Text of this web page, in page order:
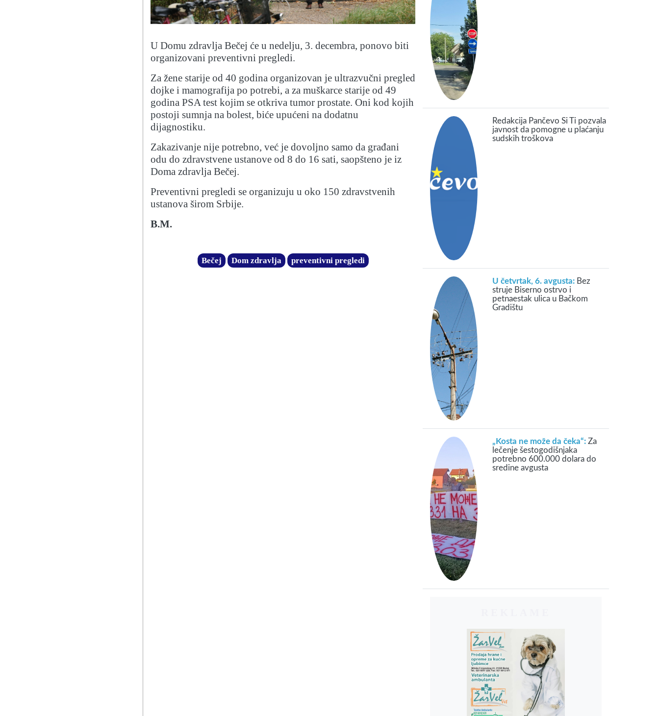
U Domu zdravlja Bečej će u nedelju, 3. decembra, ponovo biti
organizovani preventivni pregledi.
Za žene starije od 40 godina organizovan je ultrazvučni pregled
dojke i mamografija po potrebi, a za muškarce starije od 49
godina PSA test kojim se otkriva tumor prostate. Oni kod kojih
postoji sumnja na bolest, biće upućeni na dodatnu
dijagnostiku.
Zakazivanje nije potrebno, već je dovoljno samo da građani
odu do zdravstvene ustanove od 8 do 16 sati, saopšteno je iz
Doma zdravlja Bečej.
Preventivni pregledi se organizuju u oko 150 zdravstvenih
ustanova širom Srbije.
B.M.
Bečej Dom zdravlja preventivni pregledi
Redakcija Pančevo Si Ti pozvala
javnost da pomogne u plaćanju
sudskih troškova
U četvrtak, 6. avgusta: Bez
struje Biserno ostrvo i
petnaestak ulica u Bačkom
Gradištu
„Kosta ne može da čeka“: Za
lečenje šestogodišnjaka
potrebno 600.000 dolara do
sredine avgusta